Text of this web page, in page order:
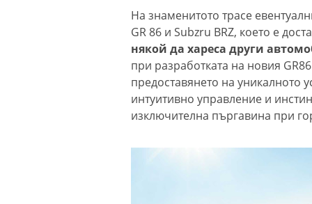
На знаменитото трасе
GR 86 и Subzru BRZ, което е
някой да хареса други
при разработката на новия
предоставянето на
интуитивно управление и
изключителна пъргавина при